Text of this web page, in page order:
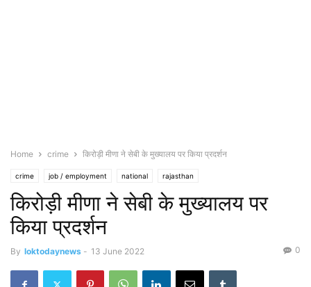
Home crime किरोड़ी मीणा ने सेबी के मुख्यालय पर किया प्रदर्शन
crime job / employment national rajasthan
किरोड़ी मीणा ने सेबी के मुख्यालय पर
किया प्रदर्शन
By loktodaynews - 13 June 2022 0